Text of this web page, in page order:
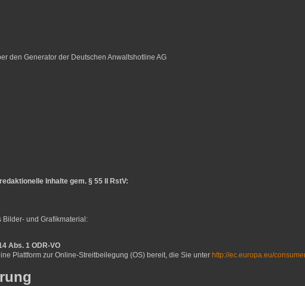
den Generator der Deutschen Anwaltshotline AG
Inhalte gem. § 55 II RstV:
und Grafikmaterial:
Abs. 1 ODR-VO
Plattform zur Online-Streitbeilegung (OS) bereit, die Sie unter http://ec.europa.eu/